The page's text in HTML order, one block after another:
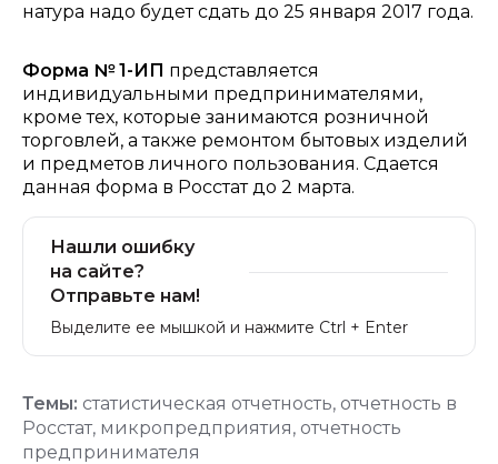
натура надо будет сдать до 25 января 2017 года.
Форма № 1-ИП представляется
индивидуальными предпринимателями,
кроме тех, которые занимаются розничной
торговлей, а также ремонтом бытовых изделий
и предметов личного пользования. Сдается
данная форма в Росстат до 2 марта.
Нашли ошибку
на сайте?
Отправьте нам!
Выделите ее мышкой и нажмите Ctrl + Enter
Темы: статистическая отчетность, отчетность в
Росстат, микропредприятия, отчетность
предпринимателя